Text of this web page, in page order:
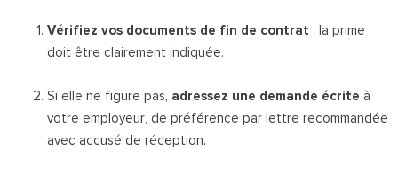
Vérifiez vos documents de fin de contrat : la prime
doit être clairement indiquée.
Si elle ne figure pas, adressez une demande écrite à
votre employeur, de préférence par lettre recommandée
avec accusé de réception.